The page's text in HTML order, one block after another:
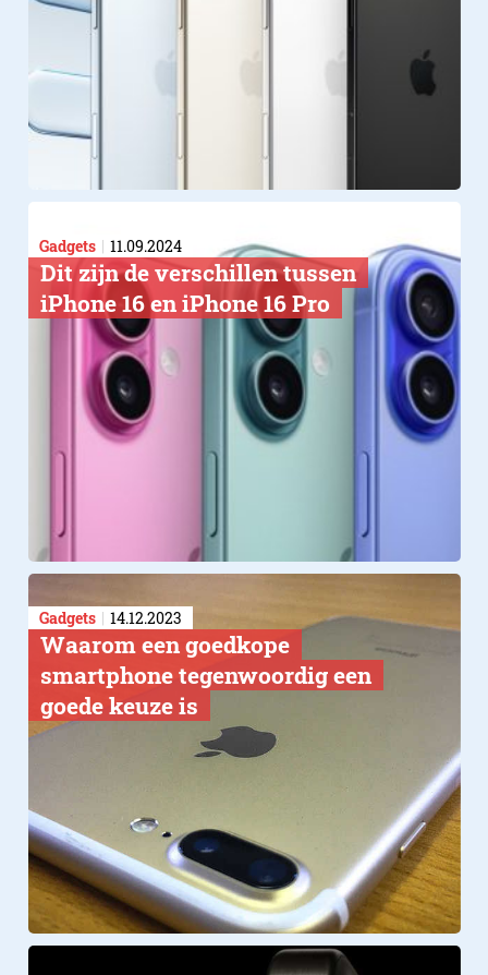
Gadgets 11.09.2024
Dit zijn de verschillen tussen
iPhone 16 en iPhone 16 Pro
Gadgets 14.12.2023
​Waarom een goedkope
smartphone tegenwoordig een
goede keuze is